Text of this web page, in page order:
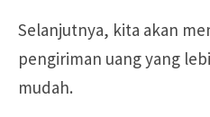
Selanjutnya, kita akan
pengiriman uang yang
mudah.